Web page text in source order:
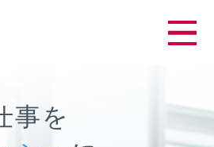
ッシュ
事を